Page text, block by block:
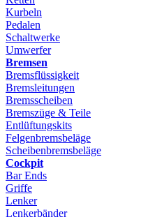
Kurbeln
Pedalen
Schaltwerke
Umwerfer
Bremsen
Bremsflüssigkeit
Bremsleitungen
Bremsscheiben
Bremszüge & Teile
Entlüftungskits
Felgenbremsbeläge
Scheibenbremsbeläge
Cockpit
Bar Ends
Griffe
Lenker
Lenkerbänder